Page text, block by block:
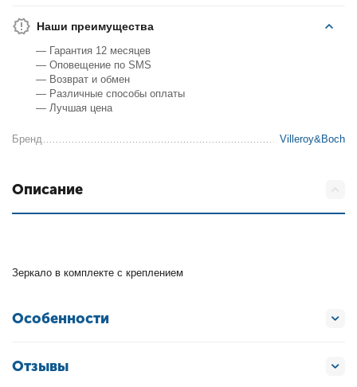
Наши преимущества
— Гарантия 12 месяцев
— Оповещение по SMS
— Возврат и обмен
— Различные способы оплаты
— Лучшая цена
Бренд Villeroy&Boch
Описание
Зеркало в комплекте с креплением
Особенности
Отзывы